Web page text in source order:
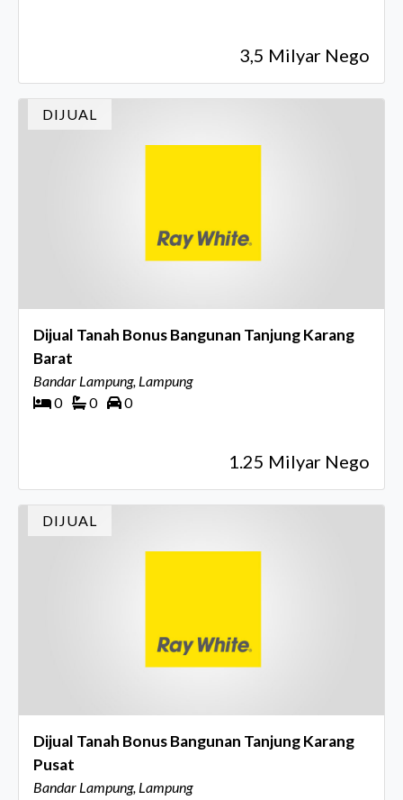
3,5 Milyar Nego
DIJUAL
Dijual Tanah Bonus Bangunan Tanjung Karang
Barat
Bandar Lampung, Lampung
0
0 0
1.25 Milyar Nego
DIJUAL
Dijual Tanah Bonus Bangunan Tanjung Karang
Pusat
Bandar Lampung, Lampung